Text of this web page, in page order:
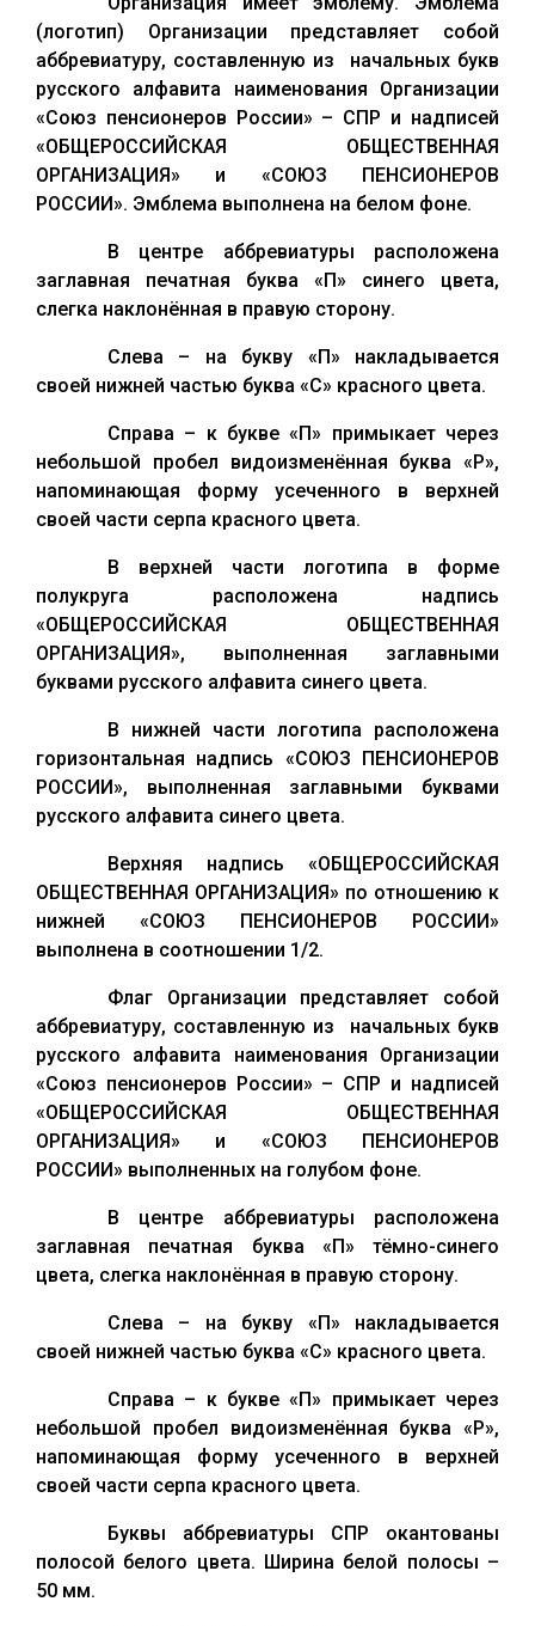
(логотип) Организации представляет собой
аббревиатуру, составленную из начальных букв
русского алфавита наименования Организации
«Союз пенсионеров России» – СПР и надписей
«ОБЩЕРОССИЙСКАЯ ОБЩЕСТВЕННАЯ
ОРГАНИЗАЦИЯ» и «СОЮЗ ПЕНСИОНЕРОВ
РОССИИ». Эмблема выполнена на белом фоне.
В центре аббревиатуры расположена
заглавная печатная буква «П» синего цвета,
слегка наклонённая в правую сторону.
Слева – на букву «П» накладывается
своей нижней частью буква «С» красного цвета.
Справа – к букве «П» примыкает через
небольшой пробел видоизменённая буква «Р»,
напоминающая форму усеченного в верхней
своей части серпа красного цвета.
В верхней части логотипа в форме
полукруга расположена надпись
«ОБЩЕРОССИЙСКАЯ ОБЩЕСТВЕННАЯ
ОРГАНИЗАЦИЯ», выполненная заглавными
буквами русского алфавита синего цвета.
В нижней части логотипа расположена
горизонтальная надпись «СОЮЗ ПЕНСИОНЕРОВ
РОССИИ», выполненная заглавными буквами
русского алфавита синего цвета.
Верхняя надпись «ОБЩЕРОССИЙСКАЯ
ОБЩЕСТВЕННАЯ ОРГАНИЗАЦИЯ» по отношению к
нижней «СОЮЗ ПЕНСИОНЕРОВ РОССИИ»
выполнена в соотношении 1/2.
Флаг Организации представляет собой
аббревиатуру, составленную из начальных букв
русского алфавита наименования Организации
«Союз пенсионеров России» – СПР и надписей
«ОБЩЕРОССИЙСКАЯ ОБЩЕСТВЕННАЯ
ОРГАНИЗАЦИЯ» и «СОЮЗ ПЕНСИОНЕРОВ
РОССИИ» выполненных на голубом фоне.
В центре аббревиатуры расположена
заглавная печатная буква «П» тёмно-синего
цвета, слегка наклонённая в правую сторону.
Слева – на букву «П» накладывается
своей нижней частью буква «С» красного цвета.
Справа – к букве «П» примыкает через
небольшой пробел видоизменённая буква «Р»,
напоминающая форму усеченного в верхней
своей части серпа красного цвета.
Буквы аббревиатуры СПР окантованы
полосой белого цвета. Ширина белой полосы –
50 мм.